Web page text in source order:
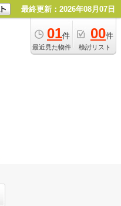
最終更新：2026年08月07日
01件
最近見た物件
00件
検討リスト